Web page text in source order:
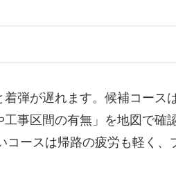
弾が遅れます。候補コース
事区間の有無」を地図で確
ースは帰路の疲労も軽く、